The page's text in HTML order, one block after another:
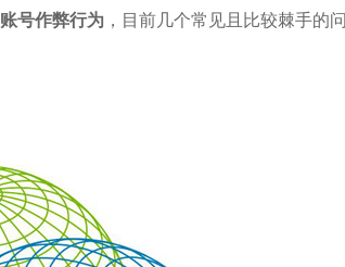
账号作弊行为 ，目前几个常见且比较棘手的